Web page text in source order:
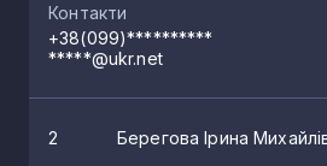
Контакти
+38(099)**********
*****@ukr.net
2 Берегова Ірина